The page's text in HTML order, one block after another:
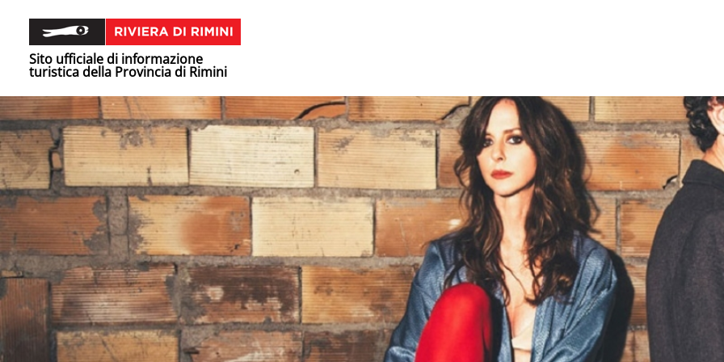
Sito ufficiale di informazione
turistica della Provincia di Rimini